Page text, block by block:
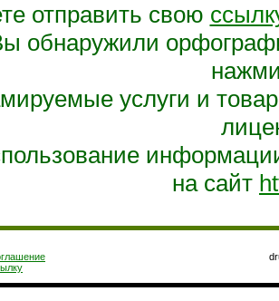
отправить свою
обнаружили
услуги и
на сайт